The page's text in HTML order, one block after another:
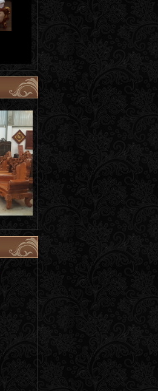
Bộ Giường Ngủ Tủ Áo Phòng Cưới Đẹp
| Đồ Gỗ Phú Hải GN183